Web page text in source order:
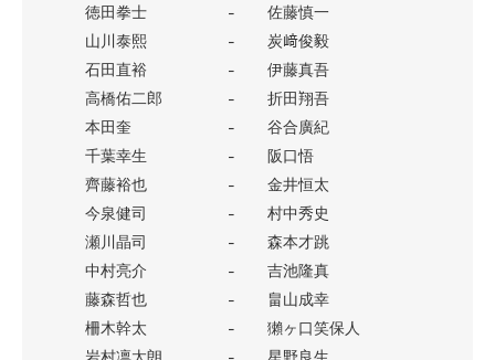
徳田拳士
-
佐藤慎一
山川泰熙
-
炭﨑俊毅
石田直裕
-
伊藤真吾
高橋佑二郎
-
折田翔吾
本田奎
-
谷合廣紀
千葉幸生
-
阪口悟
齊藤裕也
-
金井恒太
今泉健司
-
村中秀史
瀬川晶司
-
森本才跳
中村亮介
-
吉池隆真
藤森哲也
-
畠山成幸
柵木幹太
-
獺ヶ口笑保人
岩村凛太朗
星野良生